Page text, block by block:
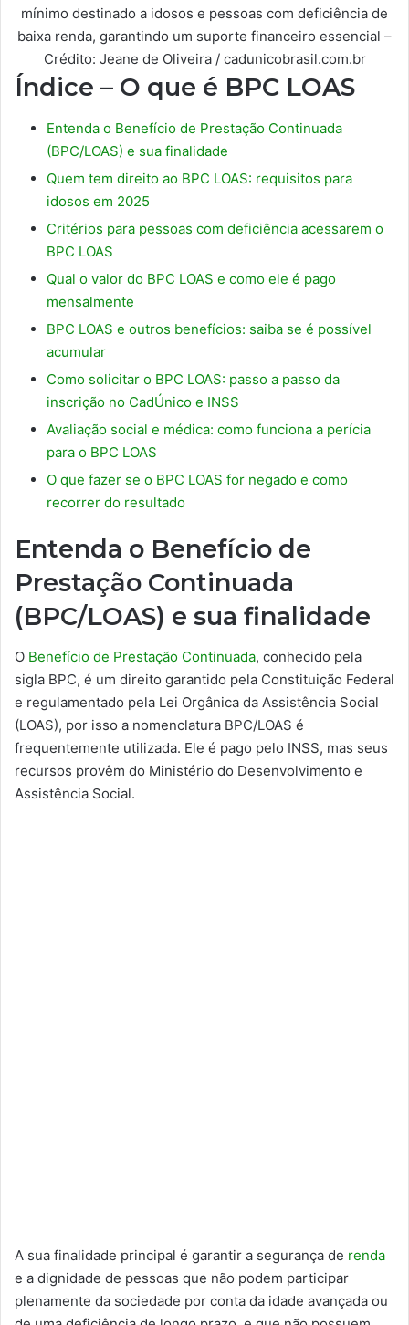
mínimo destinado a idosos e pessoas com deficiência de
baixa renda, garantindo um suporte financeiro essencial –
Crédito: Jeane de Oliveira / cadunicobrasil.com.br
Índice – O que é BPC LOAS
Entenda o Benefício de Prestação Continuada
(BPC/LOAS) e sua finalidade
Quem tem direito ao BPC LOAS: requisitos para
idosos em 2025
Critérios para pessoas com deficiência acessarem o
BPC LOAS
Qual o valor do BPC LOAS e como ele é pago
mensalmente
BPC LOAS e outros benefícios: saiba se é possível
acumular
Como solicitar o BPC LOAS: passo a passo da
inscrição no CadÚnico e INSS
Avaliação social e médica: como funciona a perícia
para o BPC LOAS
O que fazer se o BPC LOAS for negado e como
recorrer do resultado
Entenda o Benefício de
Prestação Continuada
(BPC/LOAS) e sua finalidade
O Benefício de Prestação Continuada, conhecido pela
sigla BPC, é um direito garantido pela Constituição Federal
e regulamentado pela Lei Orgânica da Assistência Social
(LOAS), por isso a nomenclatura BPC/LOAS é
frequentemente utilizada. Ele é pago pelo INSS, mas seus
recursos provêm do Ministério do Desenvolvimento e
Assistência Social.
A sua finalidade principal é garantir a segurança de renda
e a dignidade de pessoas que não podem participar
plenamente da sociedade por conta da idade avançada ou